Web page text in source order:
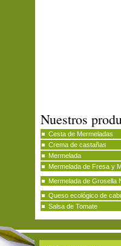
Nuestros
Cesta de Mermeladas
Crema de castañas
Mermelada
Mermelada de Fresa y
Mermelada de Grosella
Queso ecológico de
Salsa de Tomate